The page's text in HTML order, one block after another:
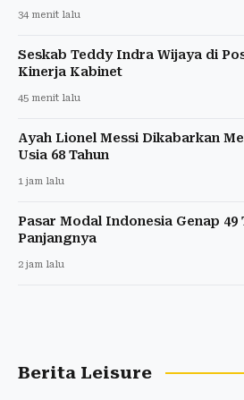
34 menit lalu
Seskab Teddy Indra Wijaya di
Kinerja Kabinet
45 menit lalu
Ayah Lionel Messi Dikabarkan
Usia 68 Tahun
1 jam lalu
Pasar Modal Indonesia Genap 49
Panjangnya
2 jam lalu
Berita Leisure